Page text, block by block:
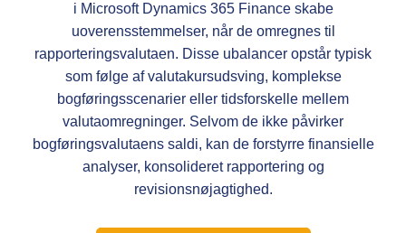
i Microsoft Dynamics 365 Finance skabe
uoverensstemmelser, når de omregnes til
rapporteringsvalutaen. Disse ubalancer opstår typisk
som følge af valutakursudsving, komplekse
bogføringsscenarier eller tidsforskelle mellem
valutaomregninger. Selvom de ikke påvirker
bogføringsvalutaens saldi, kan de forstyrre finansielle
analyser, konsolideret rapportering og
revisionsnøjagtighed.